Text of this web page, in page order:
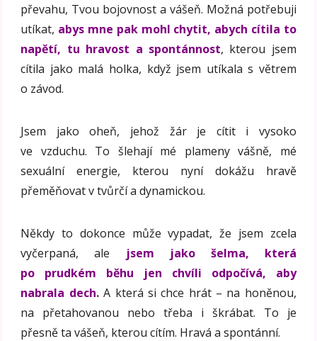
převahu, Tvou bojovnost a vášeň. Možná potřebuji
utíkat, abys mne pak mohl chytit, abych cítila to
napětí, tu hravost a spontánnost, kterou jsem
cítila jako malá holka, když jsem utíkala s větrem
o závod.
Jsem jako oheň, jehož žár je cítit i vysoko
ve vzduchu. To šlehají mé plameny vášně, mé
sexuální energie, kterou nyní dokážu hravě
přeměňovat v tvůrčí a dynamickou.
Někdy to dokonce může vypadat, že jsem zcela
vyčerpaná, ale
jsem jako šelma, která
po prudkém běhu jen chvíli odpočívá, aby
nabrala dech.A která si chce hrát – na honěnou,
na přetahovanou nebo třeba i škrábat. To je
přesně ta vášeň, kterou cítím. Hravá a spontánní.